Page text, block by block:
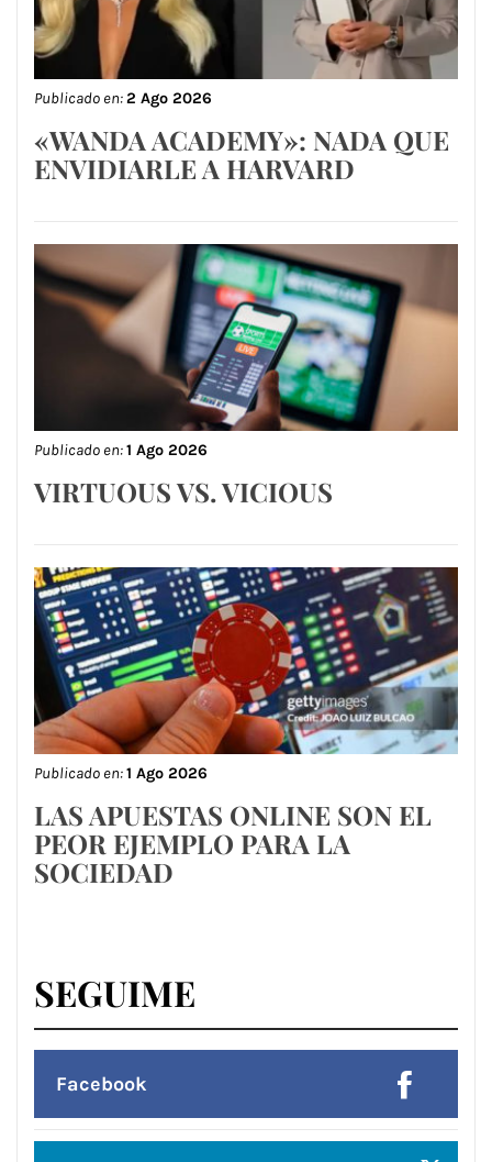
Publicado en:2 Ago 2026
«WANDA ACADEMY»: NADA QUE
ENVIDIARLE A HARVARD
Publicado en:1 Ago 2026
VIRTUOUS VS. VICIOUS
Publicado en:1 Ago 2026
LAS APUESTAS ONLINE SON EL
PEOR EJEMPLO PARA LA
SOCIEDAD
SEGUIME
Facebook